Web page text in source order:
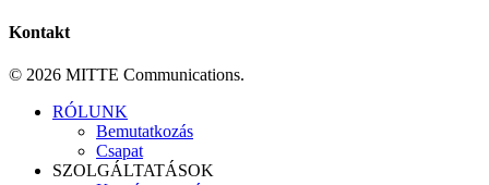
Kontakt
© 2026 MITTE Communications.
Close
RÓLUNK
Bemutatkozás
Csapat
SZOLGÁLTATÁSOK